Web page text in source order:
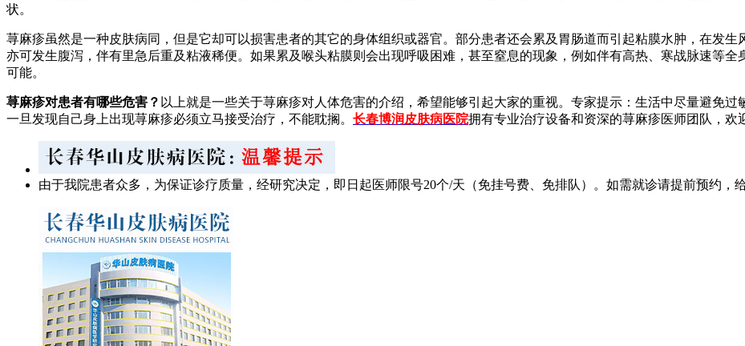
状。
荨麻疹虽然是一种皮肤病同，但是它却可以损害患者的其它的身体组织或器官。部分患者还会累及胃肠道而引起粘膜水肿，在发生
亦可发生腹泻，伴有里急后重及粘液稀便。如果累及喉头粘膜则会出现呼吸困难，甚至窒息的现象，例如伴有高热、寒战脉速等
可能。
荨麻疹对患者有哪些危害？ 以上就是一些关于荨麻疹对人体危害的介绍，希望能够引起大家的重视。专家提示：生活中尽量避免过
一旦发现自己身上出现荨麻疹必须立马接受治疗，不能耽搁。 长春博润皮肤病医院拥有专业治疗设备和资深的荨麻疹医师团队，欢
由于我院患者众多，为保证诊疗质量，经研究决定，即日起医师限号20个/天（免挂号费、免排队）。如需就诊请提前预约，